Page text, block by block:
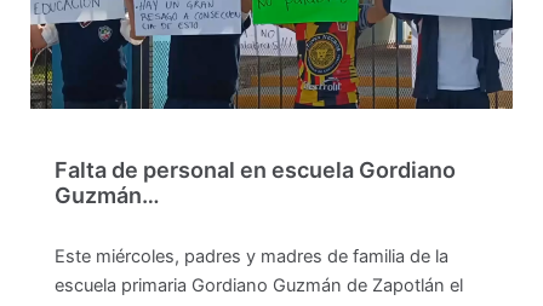
Falta de personal en escuela Gordiano
Guzmán…
Este miércoles, padres y madres de familia de la
escuela primaria Gordiano Guzmán de Zapotlán el